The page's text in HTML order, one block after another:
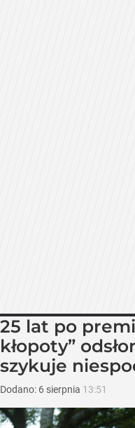
25 lat po
kłopoty”
szykuje
Dodano: 6 sierpnia 13:51